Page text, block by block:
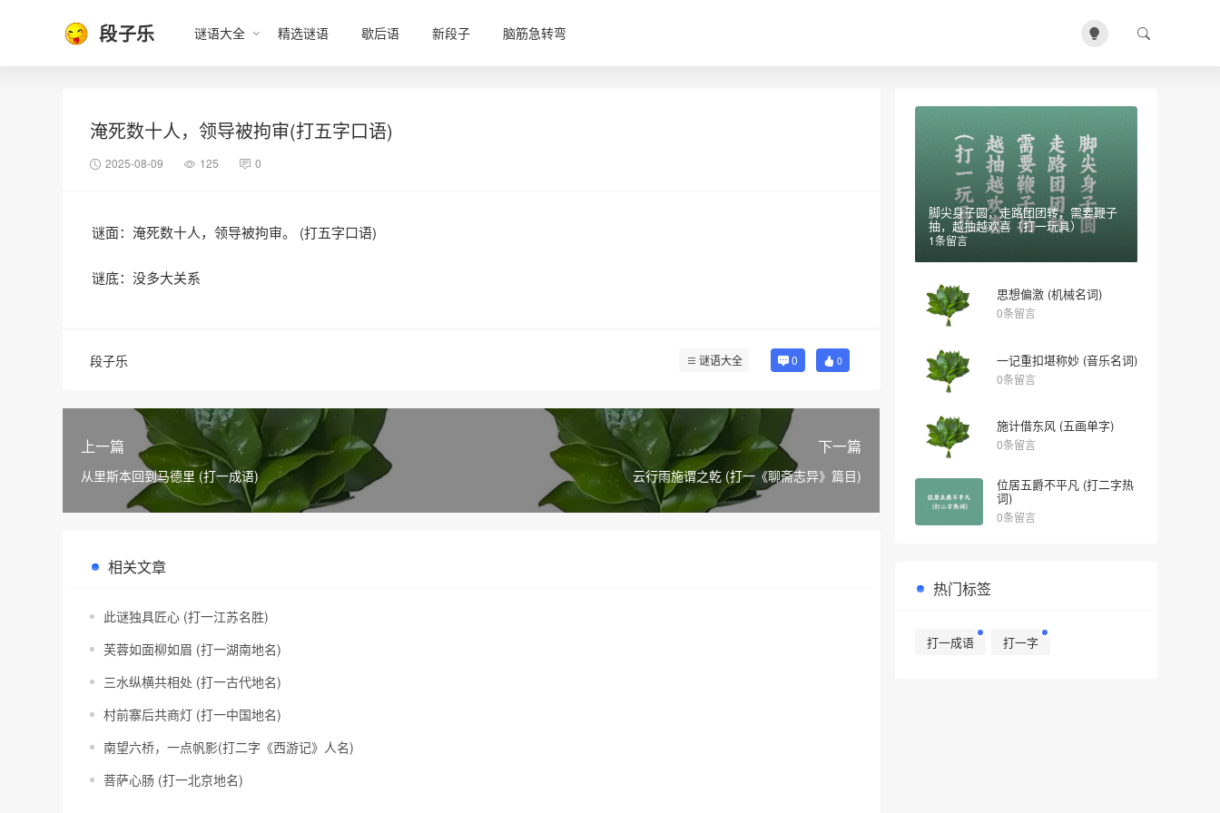
段子乐 谜语大全 精选谜语 歇后语 新段子 脑筋急转弯
淹死数十人，领导被拘审(打五字口语)
2025-08-09 125 0
谜面：淹死数十人，领导被拘审。 (打五字口语)
谜底：没多大关系
段子乐 谜语大全 0 0
上一篇
从里斯本回到马德里 (打一成语)
下一篇
云行雨施谓之乾 (打一《聊斋志异》篇目)
相关文章
此谜独具匠心 (打一江苏名胜)
芙蓉如面柳如眉 (打一湖南地名)
三水纵横共相处 (打一古代地名)
村前寨后共商灯 (打一中国地名)
南望六桥，一点帆影(打二字《西游记》人名)
菩萨心肠 (打一北京地名)
脚尖身子圆，走路团团转，需要鞭子
抽，越抽越欢喜（打一玩具）
1条留言
思想偏激 (机械名词)
0条留言
一记重扣堪称妙 (音乐名词)
0条留言
施计借东风 (五画单字)
0条留言
位居五爵不平凡 (打二字热
词)
0条留言
热门标签
打一成语 打一字